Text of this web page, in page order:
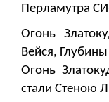
Перламутра
Огонь
Вейся,
Огонь
стали Стеною